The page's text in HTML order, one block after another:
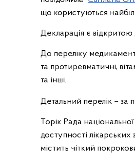
що користуються
Декларація є
До переліку
та протиревматичні,
та інші.
Детальний перелік – за
Торік Рада
доступності
містить чіткий